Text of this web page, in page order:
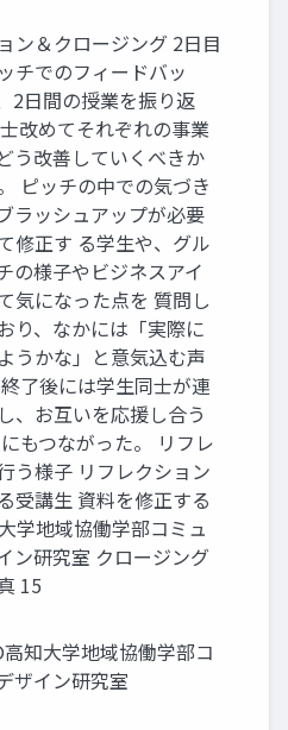
ン＆クロージング 2日目
チでのフィードバッ
2日間の授業を振り返
改めてそれぞれの事業
う改善していくべきか
ピッチの中での気づき
ラッシュアップが必要
修正す る学生や、グル
の様子やビジネスアイ
気になった点を 質問し
り、なかには「実際に
うかな」と意気込む声
了後には学生同士が連
、お互いを応援し合う
もつながった。 リフレ
う様子 リフレクション
受講生 資料を修正する
学地域協働学部コミュ
ン研究室 クロージング
15
知大学地域協働学部コ
ザイン研究室